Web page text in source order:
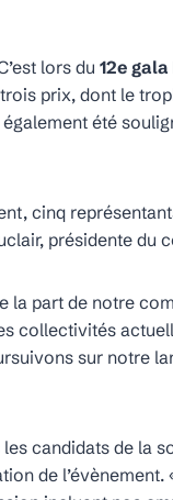
lors du 12e
prix, dont le
été
cinq
présidente du
la part de notre
collectivités
sur notre
candidats de la
de